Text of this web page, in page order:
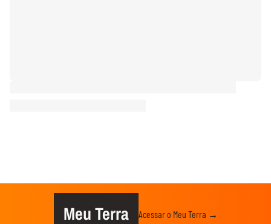
Meu Terra Acessar o Meu Terra →